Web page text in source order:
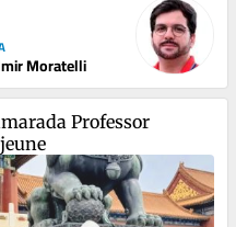
Moratelli
Professor